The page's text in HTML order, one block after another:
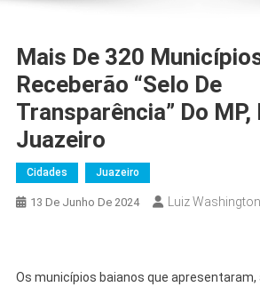
Mais De 320
Receberão “Selo De
Transparência” Do MP,
Juazeiro
Cidades Juazeiro
13 De Junho De 2024 Luiz Washington
Os municípios baianos que apresentaram,